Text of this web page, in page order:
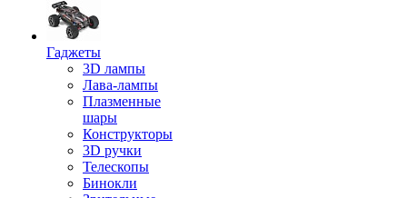
Гаджеты
3D лампы
Лава-лампы
Плазменные
шары
Конструкторы
3D ручки
Телескопы
Бинокли